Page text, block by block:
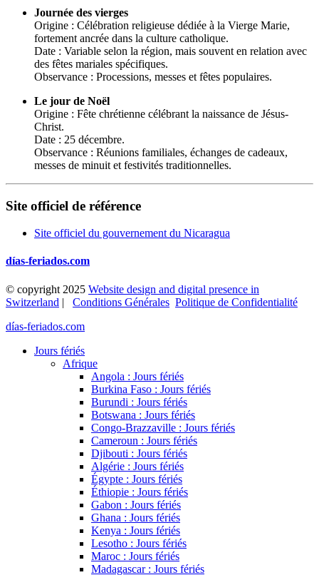
Journée des vierges
Origine : Célébration religieuse dédiée à la Vierge Marie,
fortement ancrée dans la culture catholique.
Date : Variable selon la région, mais souvent en relation avec
des fêtes mariales spécifiques.
Observance : Processions, messes et fêtes populaires.
Le jour de Noël
Origine : Fête chrétienne célébrant la naissance de Jésus-
Christ.
Date : 25 décembre.
Observance : Réunions familiales, échanges de cadeaux,
messes de minuit et festivités traditionnelles.
Site officiel de référence
Site officiel du gouvernement du Nicaragua
días-feriados.com
© copyright 2025 Website design and digital presence in
Switzerland | Conditions Générales Politique de Confidentialité
días-feriados.com
Jours fériés
Afrique
Angola : Jours fériés
Burkina Faso : Jours fériés
Burundi : Jours fériés
Botswana : Jours fériés
Congo-Brazzaville : Jours fériés
Cameroun : Jours fériés
Djibouti : Jours fériés
Algérie : Jours fériés
Égypte : Jours fériés
Éthiopie : Jours fériés
Gabon : Jours fériés
Ghana : Jours fériés
Kenya : Jours fériés
Lesotho : Jours fériés
Maroc : Jours fériés
Madagascar : Jours fériés